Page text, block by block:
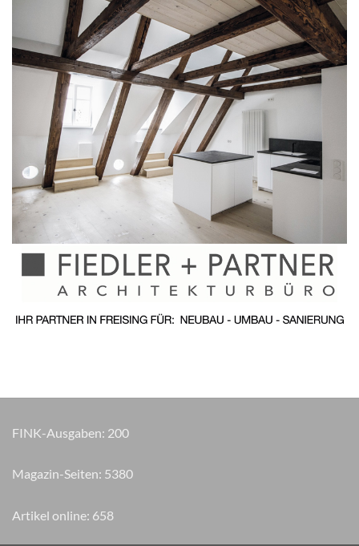
FINK-Ausgaben: 200
Magazin-Seiten: 6225
Artikel online: 658